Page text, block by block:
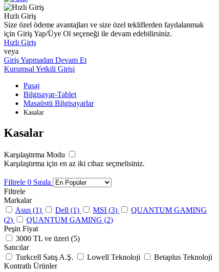
Hızlı Giriş
Size özel ödeme avantajları ve size özel tekliflerden faydalanmak
için Giriş Yap/Üye Ol seçeneği ile devam edebilirsiniz.
Hızlı Giriş
veya
Giriş Yapmadan Devam Et
Kurumsal Yetkili Girişi
Pasaj
Bilgisayar-Tablet
Masaüstü Bilgisayarlar
Kasalar
Kasalar
Karşılaştırma Modu
Karşılaştırma için en az iki cihaz seçmelisiniz.
Filtrele 0 Sırala
Filtrele
Markalar
Asus (1) Dell (1) MSI (3)
QUANTUM GAMING
(2) QUANTUM GAMING (2)
Peşin Fiyat
3000 TL ve üzeri (5)
Satıcılar
Turkcell Satış A.Ş.
Lowell Teknoloji
Betaplus Teknoloji
Kontratlı Ürünler